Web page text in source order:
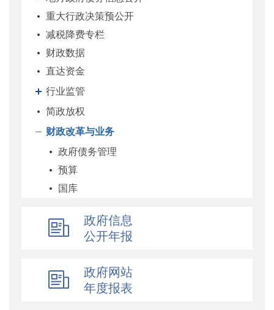
重大行政决策预公开
减税降费专栏
财政数据
直达资金
行业监管
简政放权
财政改革与业务
政府债务管理
预算
国库
科教和文化
农业农村
自然资源和生态环境
政府信息
公开年报
政府网站
年度报表